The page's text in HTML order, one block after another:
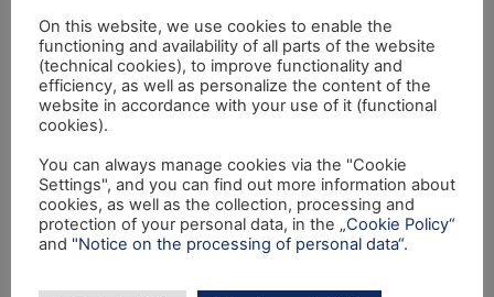
On this website, we use cookies to enable the
functioning and availability of all parts of the website
(technical cookies), to improve functionality and
efficiency, as well as personalize the content of the
website in accordance with your use of it (functional
cookies).
You can always manage cookies via the "Cookie
Settings", and you can find out more information about
cookies, as well as the collection, processing and
protection of your personal data, in the „Cookie Policy“
and "Notice on the processing of personal data“.